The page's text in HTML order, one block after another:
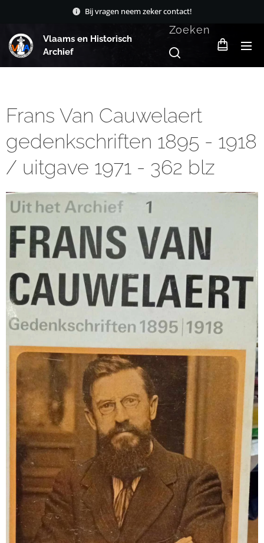
Bij vragen neem zeker contact!
Vlaams en Historisch
Archief
Zoeken
Frans Van Cauwelaert
gedenkschriften 1895 - 1918
/ uitgave 1971 - 362 blz